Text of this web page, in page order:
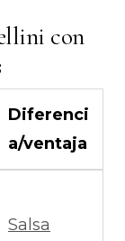
con
Diferenci
a/ventaja
Salsa